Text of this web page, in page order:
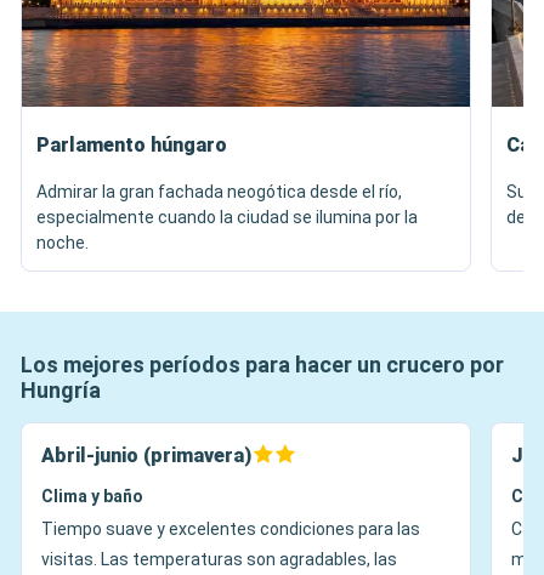
Parlamento húngaro
Admirar la gran fachada neogótica desde el río,
especialmente cuando la ciudad se ilumina por la
noche.
Los mejores períodos para hacer un crucero por
Hungría
Abril-junio (primavera)
Clima y baño
Tiempo suave y excelentes condiciones para las
visitas. Las temperaturas son agradables, las